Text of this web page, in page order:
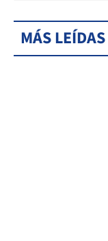
MÁS LEÍDAS